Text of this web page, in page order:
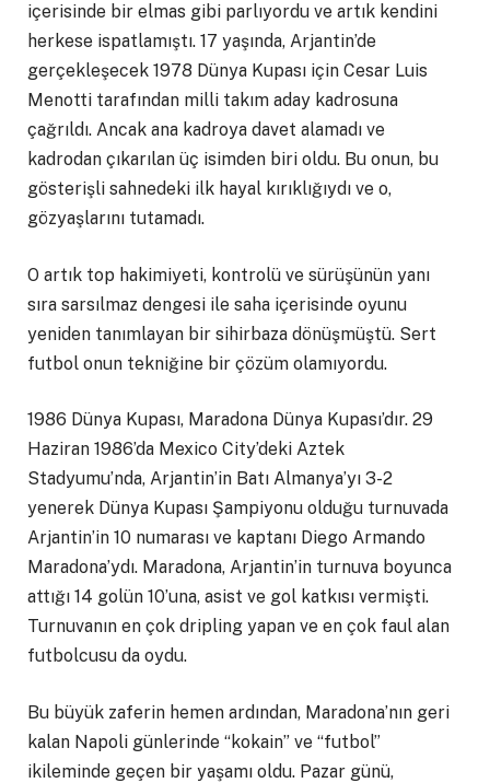
içerisinde bir elmas gibi parlıyordu ve artık kendini
herkese ispatlamıştı. 17 yaşında, Arjantin’de
gerçekleşecek 1978 Dünya Kupası için Cesar Luis
Menotti tarafından milli takım aday kadrosuna
çağrıldı. Ancak ana kadroya davet alamadı ve
kadrodan çıkarılan üç isimden biri oldu. Bu onun, bu
gösterişli sahnedeki ilk hayal kırıklığıydı ve o,
gözyaşlarını tutamadı.
O artık top hakimiyeti, kontrolü ve sürüşünün yanı
sıra sarsılmaz dengesi ile saha içerisinde oyunu
yeniden tanımlayan bir sihirbaza dönüşmüştü. Sert
futbol onun tekniğine bir çözüm olamıyordu.
1986 Dünya Kupası, Maradona Dünya Kupası’dır. 29
Haziran 1986’da Mexico City’deki Aztek
Stadyumu’nda, Arjantin’in Batı Almanya’yı 3-2
yenerek Dünya Kupası Şampiyonu olduğu turnuvada
Arjantin’in 10 numarası ve kaptanı Diego Armando
Maradona’ydı. Maradona, Arjantin’in turnuva boyunca
attığı 14 golün 10’una, asist ve gol katkısı vermişti.
Turnuvanın en çok dripling yapan ve en çok faul alan
futbolcusu da oydu.
Bu büyük zaferin hemen ardından, Maradona’nın geri
kalan Napoli günlerinde “kokain” ve “futbol”
ikileminde geçen bir yaşamı oldu. Pazar günü,